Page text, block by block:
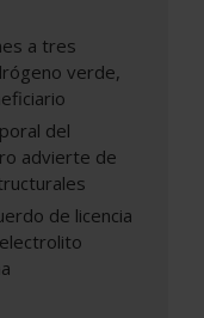
a tres
verde,
del
advierte de
de licencia